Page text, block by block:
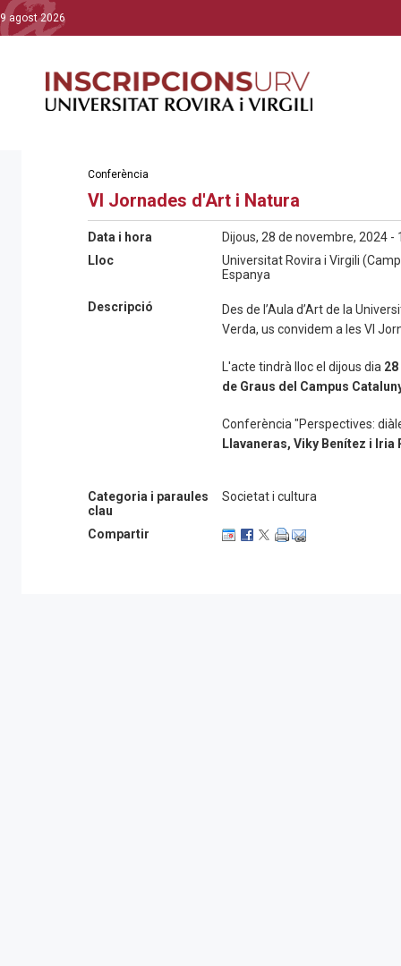
9 agost 2026
Conferència
VI Jornades d'Art i Natura
Data i hora
Dijous, 28 de novembre, 2024 -
Lloc
Universitat Rovira i Virgili
Espanya
Descripció
Des de l’Aula d’Art de la
Verda, us convidem a les VI
L'acte tindrà lloc el dijous dia
de Graus del Campus
Conferència "Perspectives:
Llavaneras, Viky Benítez i Iria
Categoria i paraules
clau
Societat i cultura
Compartir